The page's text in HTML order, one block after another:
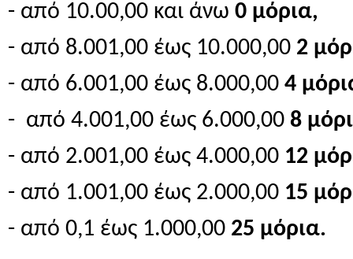
- από 10.00,00 και άνω 0 μόρια,
- από 8.001,00 έως 10.000,00 2
- από 6.001,00 έως 8.000,00 4
- από 4.001,00 έως 6.000,00 8
- από 2.001,00 έως 4.000,00 12
- από 1.001,00 έως 2.000,00 15
- από 0,1 έως 1.000,00 25 μόρια.